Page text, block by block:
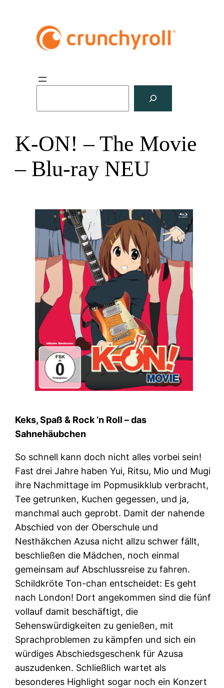
e
n
K-ON! – The Movie
– Blu-ray NEU
Keks, Spaß & Rock ’n Roll – das
Sahnehäubchen
So schnell kann doch nicht alles vorbei sein!
Fast drei Jahre haben Yui, Ritsu, Mio und Mugi
ihre Nachmittage im Popmusikklub verbracht,
Tee getrunken, Kuchen gegessen, und ja,
manchmal auch geprobt. Damit der nahende
Abschied von der Oberschule und
Nesthäkchen Azusa nicht allzu schwer fällt,
beschließen die Mädchen, noch einmal
gemeinsam auf Abschlussreise zu fahren.
Schildkröte Ton-chan entscheidet: Es geht
nach London! Dort angekommen sind die fünf
vollauf damit beschäftigt, die
Sehenswürdigkeiten zu genießen, mit
Sprachproblemen zu kämpfen und sich ein
würdiges Abschiedsgeschenk für Azusa
auszudenken. Schließlich wartet als
besonderes Highlight sogar noch ein Konzert